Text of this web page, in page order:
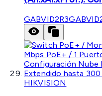
GABVID2R3
HIKVISION